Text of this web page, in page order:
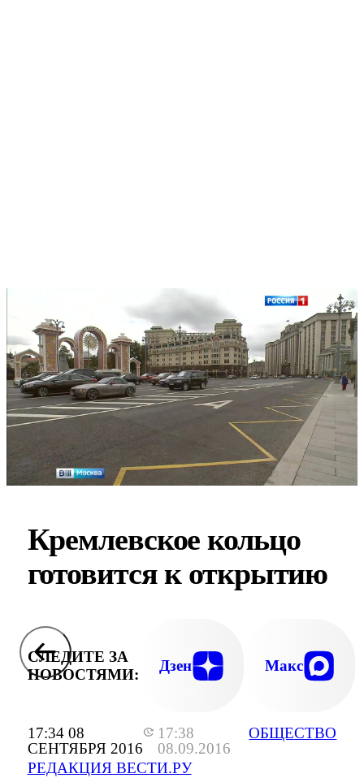
17:34 08
СЕНТЯБРЯ 2016
17:38
08.09.2016
РЕДАКЦИЯ ВЕСТИ.РУ
ОБЩЕСТВО
Кремлевское кольцо
готовится к открытию
СЛЕДИТЕ ЗА
НОВОСТЯМИ:
Дзен Макс